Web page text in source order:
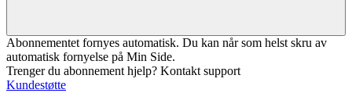
Abonnementet fornyes automatisk. Du kan når som helst skru av
automatisk fornyelse på Min Side.
Trenger du abonnement hjelp? Kontakt support
Kundestøtte